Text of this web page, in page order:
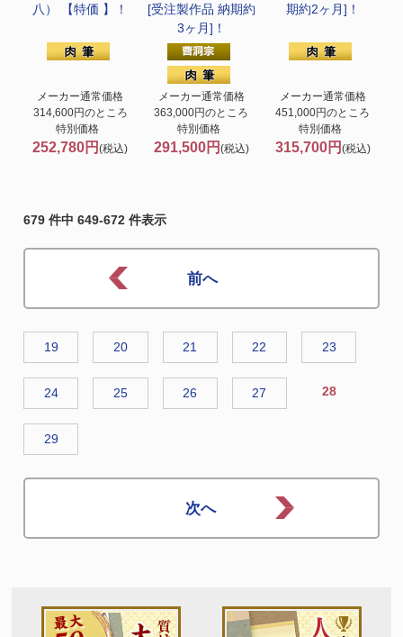
八） 【特価 】！
メーカー通常価格
314,600円のところ
特別価格
252,780円(税込)
[受注製作品 納期約
3ヶ月]！
メーカー通常価格
363,000円のところ
特別価格
291,500円 (税込)
期約2ヶ月]！
メーカー通常価格
451,000円のところ
特別価格
315,700円 (税込)
679 件中 649-672 件表示
19 20 21 22 23
24 25 26 27 28
29